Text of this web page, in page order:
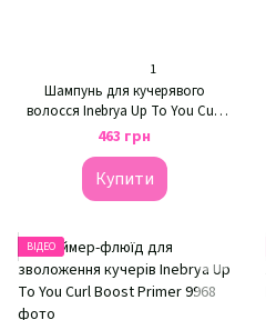
1
Шампунь для кучерявого
волосся Inebrya Up To You Curl
Boost Shampoo
463 грн
Купити
ВІДЕО